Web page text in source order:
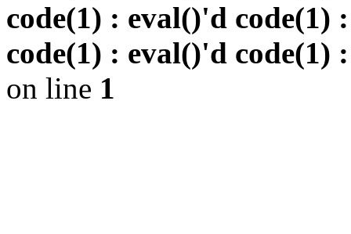
code(1) : eval()'d code(1)
code(1) : eval()'d code(1)
on line 1